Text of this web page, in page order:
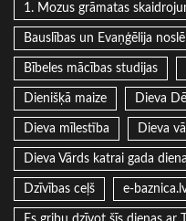
1. Mozus grāmatas
Bauslības un Evaņģēlija
Bībeles mācības studijas
Dienišķā maize Dieva
Dieva mīlestība Dieva
Dieva Vārds katrai gada
Dzīvības ceļš e-